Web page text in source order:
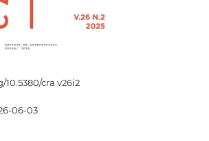
10.5380/cra.v26i2
06-03